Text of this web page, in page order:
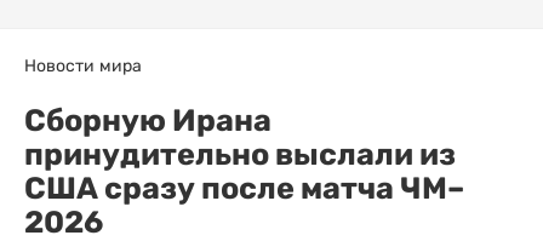
Новости мира
Сборную Ирана
принудительно выслали из
США сразу после матча ЧМ–
2026